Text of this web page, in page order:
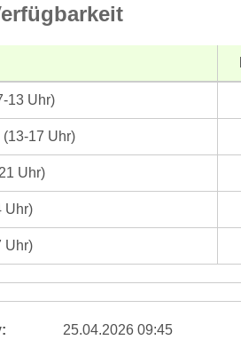
13 Uhr)
(13-17 Uhr)
Uhr)
Uhr)
Uhr)
25.04.2026 09:45